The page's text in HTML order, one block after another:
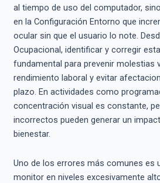
al tiempo de uso del computador,
en la Configuración Entorno que
ocular sin que el usuario lo note.
Ocupacional, identificar y corregir
fundamental para prevenir molestias
rendimiento laboral y evitar
plazo. En actividades como
concentración visual es constante,
incorrectos pueden generar un
bienestar.
Uno de los errores más comunes es
monitor en niveles excesivamente